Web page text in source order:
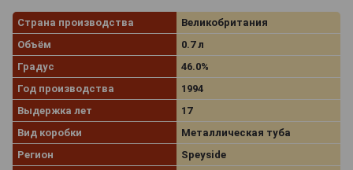
Страна производства
Великобритания
Объём
0.7 л
Градус
46.0%
Год производства
1994
Выдержка лет
17
Вид коробки
Металлическая туба
Регион
Speyside